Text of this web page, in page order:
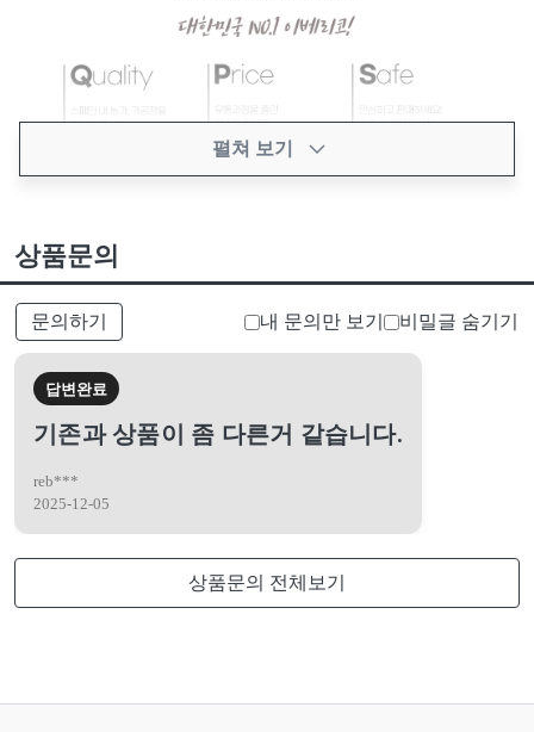
펼쳐 보기
상품문의
문의하기 내 문의만 보기 비밀글 숨기기
답변완료
기존과 상품이 좀 다른거 같습니다.
reb***
2025-12-05
상품문의 전체보기